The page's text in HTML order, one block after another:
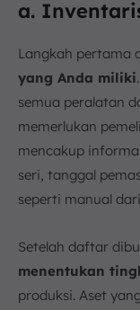
a.
Langkah pertama
yang Anda miliki
semua peralatan
memerlukan
mencakup
seri, tanggal
seperti manual
Setelah daftar
menentukan
produksi. Aset